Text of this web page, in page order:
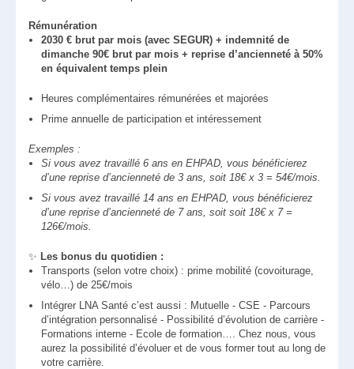
Rémunération
2030 € brut par mois (avec SEGUR) + indemnité de
dimanche 90€ brut par mois + reprise d’ancienneté à 50%
en équivalent temps plein
Heures complémentaires rémunérées et majorées
Prime annuelle de participation et intéressement
Exemples :
Si vous avez travaillé 6 ans en EHPAD, vous bénéficierez
d’une reprise d’ancienneté de 3 ans, soit 18€ x 3 = 54€/mois.
Si vous avez travaillé 14 ans en EHPAD, vous bénéficierez
d’une reprise d’ancienneté de 7 ans, soit soit 18€ x 7 =
126€/mois.
✨ Les bonus du quotidien :
Transports (selon votre choix) : prime mobilité (covoiturage,
vélo…) de 25€/mois
Intégrer LNA Santé c’est aussi : Mutuelle - CSE - Parcours
d’intégration personnalisé - Possibilité d’évolution de carrière -
Formations interne - Ecole de formation…. Chez nous, vous
aurez la possibilité d’évoluer et de vous former tout au long de
votre carrière.